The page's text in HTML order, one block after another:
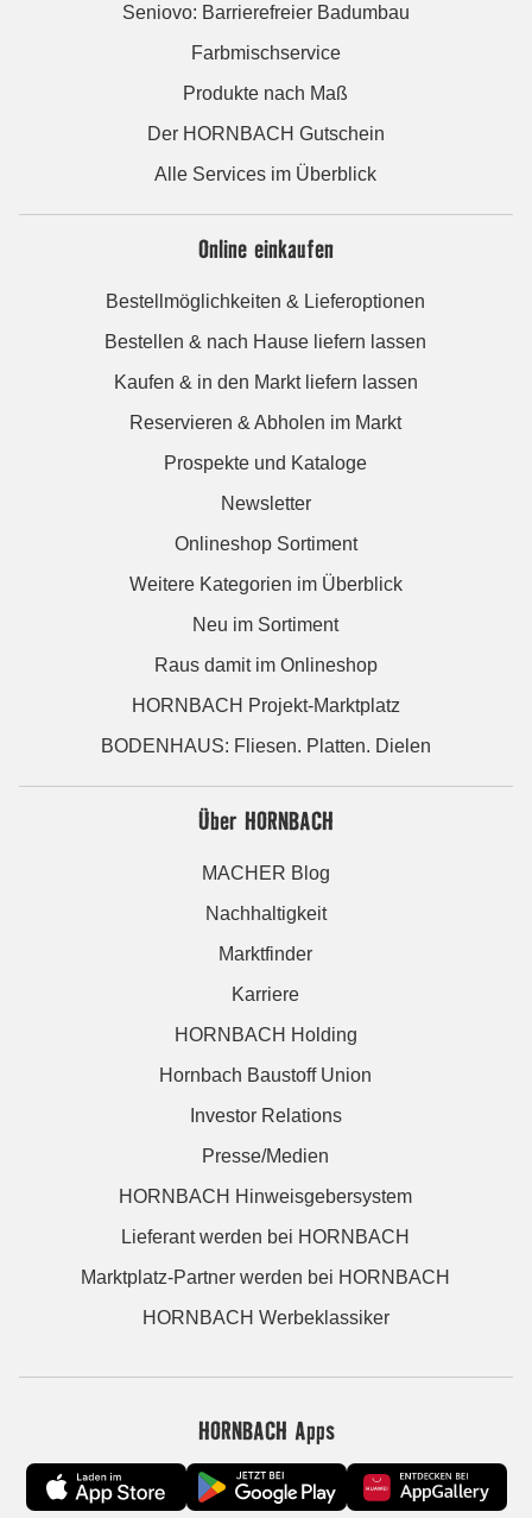
Seniovo: Barrierefreier Badumbau
Farbmischservice
Produkte nach Maß
Der HORNBACH Gutschein
Alle Services im Überblick
Online einkaufen
Bestellmöglichkeiten & Lieferoptionen
Bestellen & nach Hause liefern lassen
Kaufen & in den Markt liefern lassen
Reservieren & Abholen im Markt
Prospekte und Kataloge
Newsletter
Onlineshop Sortiment
Weitere Kategorien im Überblick
Neu im Sortiment
Raus damit im Onlineshop
HORNBACH Projekt-Marktplatz
BODENHAUS: Fliesen. Platten. Dielen
Über HORNBACH
MACHER Blog
Nachhaltigkeit
Marktfinder
Karriere
HORNBACH Holding
Hornbach Baustoff Union
Investor Relations
Presse/Medien
HORNBACH Hinweisgebersystem
Lieferant werden bei HORNBACH
Marktplatz-Partner werden bei HORNBACH
HORNBACH Werbeklassiker
HORNBACH Apps